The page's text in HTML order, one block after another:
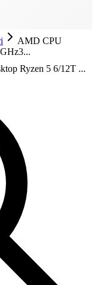
AMD CPU
Ryzen 5 6/12T ...